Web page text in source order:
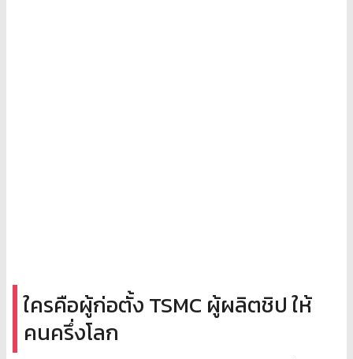
ใครคือผู้ก่อตั้ง TSMC ผู้ผลิตชิป ให้
คนครึ่งโลก